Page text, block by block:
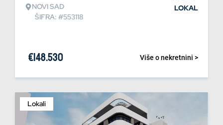
NOVI SAD
ŠIFRA: #553118
LOKAL
Više o nekretnini >
€148.530
Lokali